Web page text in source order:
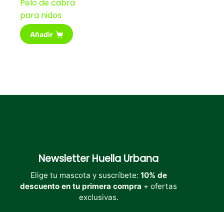
Pelo de cabra
para nidos
Añadir
Newsletter Huella Urbana
Elige tu mascota y suscríbete: 10% de
descuento en tu primera compra + ofertas
exclusivas.